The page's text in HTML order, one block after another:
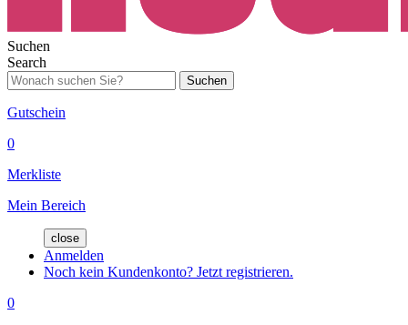
Suchen
Search
Suchen
Gutschein
0
Merkliste
Mein Bereich
close
Anmelden
Noch kein Kundenkonto? Jetzt registrieren.
0